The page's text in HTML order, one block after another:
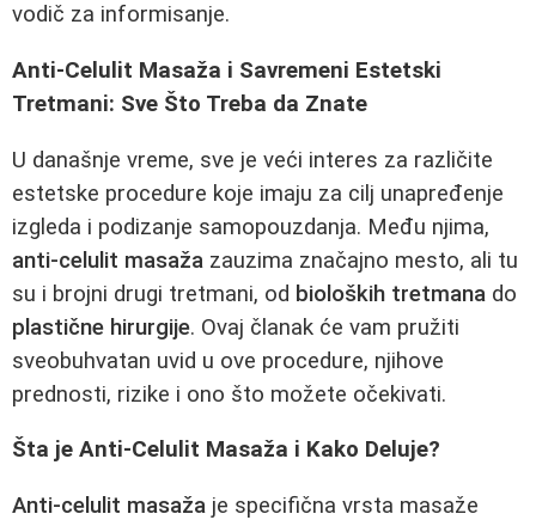
vodič za informisanje.
Anti-Celulit Masaža i Savremeni Estetski
Tretmani: Sve Što Treba da Znate
U današnje vreme, sve je veći interes za različite
estetske procedure koje imaju za cilj unapređenje
izgleda i podizanje samopouzdanja. Među njima,
anti-celulit masaža zauzima značajno mesto, ali tu
su i brojni drugi tretmani, od bioloških tretmana do
plastične hirurgije. Ovaj članak će vam pružiti
sveobuhvatan uvid u ove procedure, njihove
prednosti, rizike i ono što možete očekivati.
Šta je Anti-Celulit Masaža i Kako Deluje?
Anti-celulit masaža je specifična vrsta masaže